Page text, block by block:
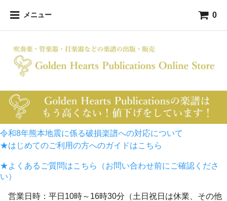
メニュー 0
令和8年熊本地震に係る破損楽譜への対応について
★はじめてのご利用の方へのガイドはこちら
★よくあるご質問はこちら（お問い合わせ前にご確認くださ
い）
営業日時：平日10時～16時30分（土日祝日は休業、その他